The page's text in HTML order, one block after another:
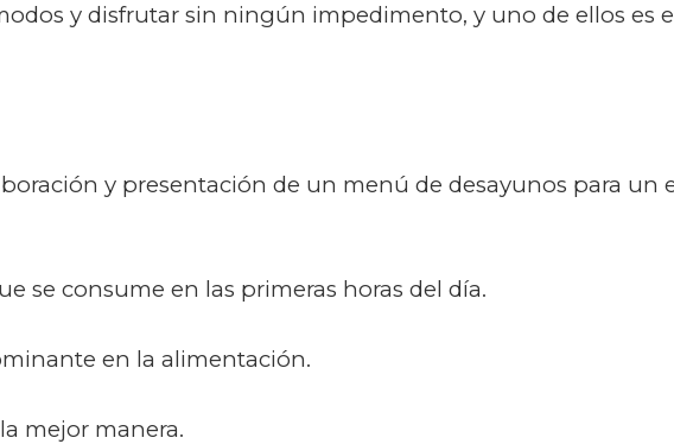
y disfrutar sin ningún impedimento, y uno de ellos es
y presentación de un menú de desayunos para un
se consume en las primeras horas del día.
en la alimentación.
mejor manera.